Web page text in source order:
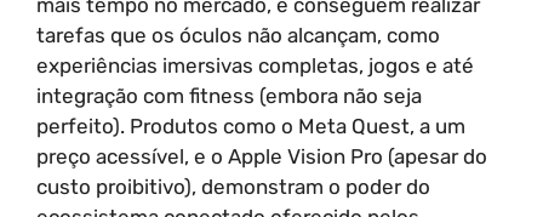
tarefas que os óculos não alcançam, como
experiências imersivas completas, jogos e até
integração com fitness (embora não seja
perfeito). Produtos como o Meta Quest, a um
preço acessível, e o Apple Vision Pro (apesar do
custo proibitivo), demonstram o poder do